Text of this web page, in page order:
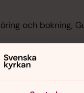
och bokning,